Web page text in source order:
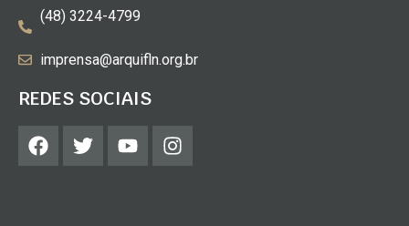
(48) 3224-4799
imprensa@arquifln.org.br
REDES SOCIAIS